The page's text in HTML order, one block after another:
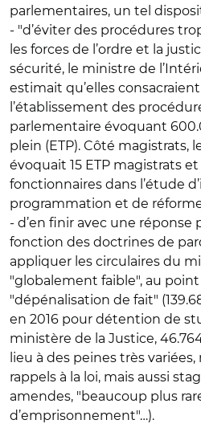
parlementaires, un tel
- "d’éviter des procédures
les forces de l’ordre et la
sécurité, le ministre de
estimait qu’elles consacraient
l’établissement des
parlementaire évoquant
plein (ETP). Côté magistrats,
évoquait 15 ETP magistrats et
fonctionnaires dans l’étude
programmation et de
- d’en finir avec une réponse
fonction des doctrines de
appliquer les circulaires du
"globalement faible", au point
"dépénalisation de fait"
en 2016 pour détention de
ministère de la Justice,
lieu à des peines très
rappels à la loi, mais aussi
amendes, "beaucoup plus
d’emprisonnement"…).